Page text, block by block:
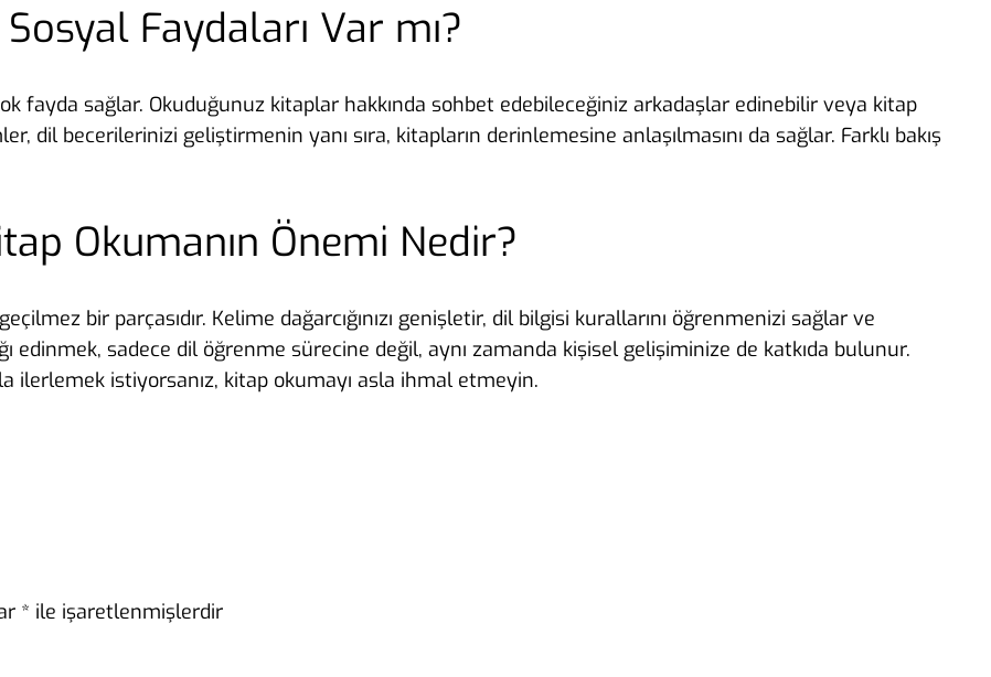
Faydaları Var mı?
fayda sağlar. Okuduğunuz kitaplar hakkında sohbet edebileceğiniz arkadaşlar edinebilir veya kitap
dil becerilerinizi geliştirmenin yanı sıra, kitapların derinlemesine anlaşılmasını da sağlar. Farklı bakış
Okumanın Önemi Nedir?
bir parçasıdır. Kelime dağarcığınızı genişletir, dil bilgisi kurallarını öğrenmenizi sağlar ve
edinmek, sadece dil öğrenme sürecine değil, aynı zamanda kişisel gelişiminize de katkıda bulunur.
ilerlemek istiyorsanız, kitap okumayı asla ihmal etmeyin.
* ile işaretlenmişlerdir